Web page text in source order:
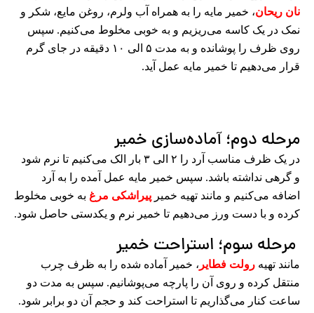
نان ریحان، خمیر مایه را به همراه آب ولرم، روغن مایع، شکر و
نمک در یک کاسه می‌ریزیم و به خوبی مخلوط می‌کنیم. سپس
روی ظرف را پوشانده و به مدت ۵ الی ۱۰ دقیقه در جای گرم
قرار می‌دهیم تا خمیر مایه عمل آید.
مرحله دوم؛ آماده‌سازی خمیر
در یک ظرف مناسب آرد را ۲ الی ۳ بار الک می‌کنیم تا نرم شود
و گرهی نداشته باشد. سپس خمیر مایه عمل آمده را به آرد
اضافه می‌کنیم و مانند تهیه خمیر پیراشکی مرغ به خوبی مخلوط
کرده و با دست ورز می‌دهیم تا خمیر نرم و یکدستی حاصل شود.
مرحله سوم؛ استراحت خمیر
مانند تهیه رولت فطایر ، خمیر آماده شده را به ظرف چرب
منتقل کرده و روی آن را پارچه می‌پوشانیم. سپس به مدت دو
ساعت کنار می‌گذاریم تا استراحت کند و حجم آن دو برابر شود.